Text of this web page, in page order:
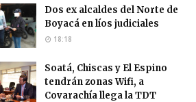
Dos ex alcaldes del Norte de
Boyacá en líos judiciales
18:18
Soatá, Chiscas y El Espino
tendrán zonas Wifi, a
Covarachía llega la TDT